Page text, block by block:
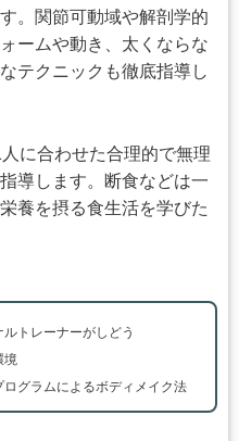
。関節可動域や解剖学的
ームや動き、太くならな
テクニックも徹底指導し
に合わせた合理的で無理
導します。断食などは一
養を摂る食生活を学びた
トレーナーがしどう
境
グラムによるボディメイク法